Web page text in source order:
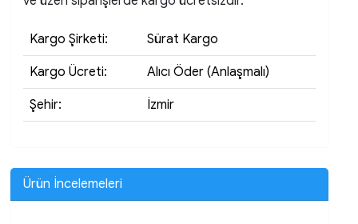
Kargo Şirketi: Sürat Kargo
Kargo Ücreti: Alıcı Öder (Anlaşmalı)
Şehir: İzmir
Ürün İncelemeleri